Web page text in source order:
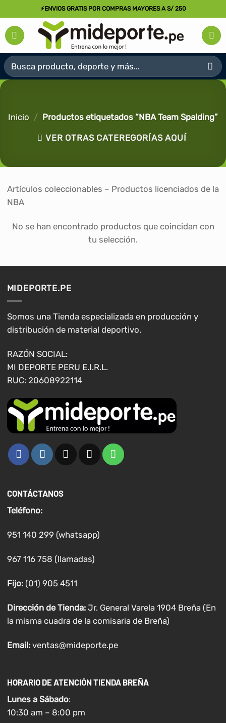
al
contenido
⚡ENVIOS GRATIS POR COMPRAS MAYORES A S/ 250
Buscar
por:
Inicio / Productos etiquetados “NBA Team Spalding”
VER OTRAS CATEREGORÍAS AQUÍ
Artículos coleccionables – Productos licenciados de la
NBA
No se han encontrado productos que coincidan con
tu selección.
MIDEPORTE.PE
Somos una Tienda especializada en producción y
distribución de material deportivo.
RAZÓN SOCIAL:
MI DEPORTE PERU E.I.R.L.
RUC: 20608922114
CONTÁCTANOS
Teléfono:
951 140 299 (whatsapp)
967 116 758 (llamadas)
Fijo:(01) 905 4511
Dirección de Tienda: Jr. General Varela 1904 Breña (En
la misma cuadra de la comisaria de Breña)
Email: ventas@mideporte.pe
HORARIO DE ATENCIÓN TIENDA BREÑA
Lunes a Sábado:
10:30 am – 8:00 pm